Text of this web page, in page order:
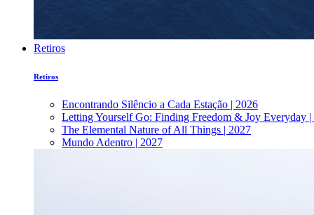
Retiros
Retiros
Encontrando Silêncio a Cada Estação | 2026
Letting Yourself Go: Finding Freedom & Joy Everyday |
The Elemental Nature of All Things | 2027
Mundo Adentro | 2027